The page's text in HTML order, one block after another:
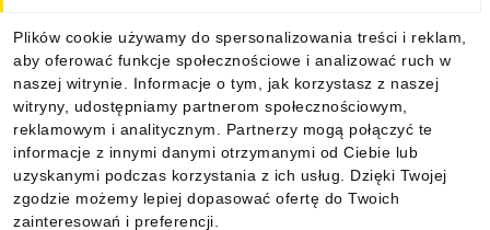
Plików cookie używamy do spersonalizowania treści i reklam,
aby oferować funkcje społecznościowe i analizować ruch w
naszej witrynie. Informacje o tym, jak korzystasz z naszej
witryny, udostępniamy partnerom społecznościowym,
reklamowym i analitycznym. Partnerzy mogą połączyć te
informacje z innymi danymi otrzymanymi od Ciebie lub
uzyskanymi podczas korzystania z ich usług. Dzięki Twojej
zgodzie możemy lepiej dopasować ofertę do Twoich
zainteresowań i preferencji.
Informacje
Pobierz naszą aplikację mobilną: